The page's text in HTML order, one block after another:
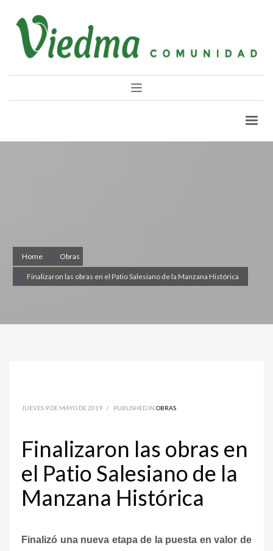
Home Obras
Finalizaron las obras en el Patio Salesiano de la Manzana Histórica
JUEVES 9 DE MAYO DE 2019 / PUBLISHED IN OBRAS
Finalizaron las obras en
el Patio Salesiano de la
Manzana Histórica
Finalizó una nueva etapa de la puesta en valor de